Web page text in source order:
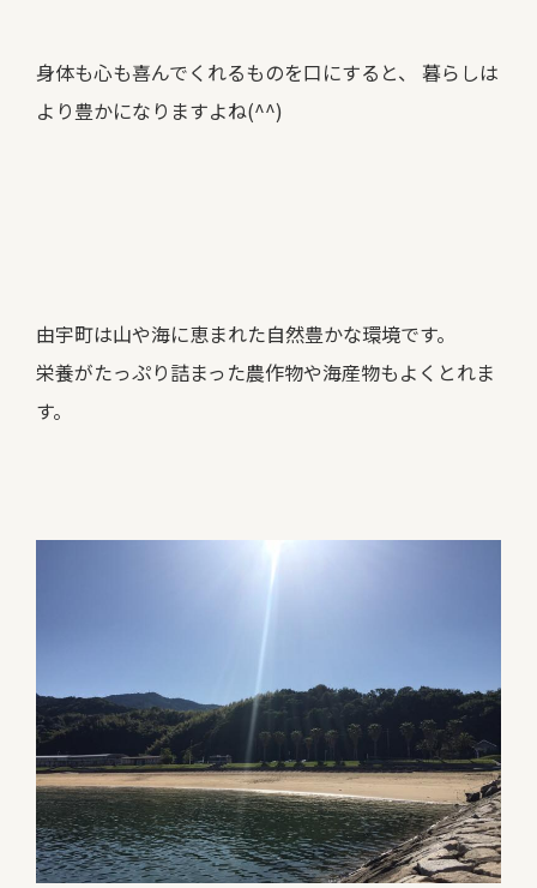
身体も心も喜んでくれるものを口にすると、 暮らしは
より豊かになりますよね(^^)
由宇町は山や海に恵まれた自然豊かな環境です。
栄養がたっぷり詰まった農作物や海産物もよくとれま
す。